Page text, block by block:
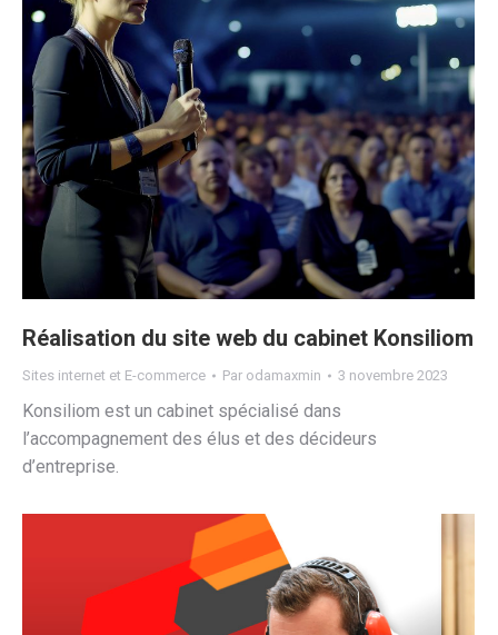
Réalisation du site web du cabinet Konsiliom
Sites internet et E-commerce Par odamaxmin 3 novembre 2023
Konsiliom est un cabinet spécialisé dans
l’accompagnement des élus et des décideurs
d’entreprise.